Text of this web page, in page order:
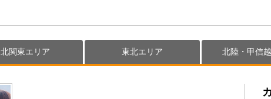
北関東エリア 東北エリア 北陸・甲信